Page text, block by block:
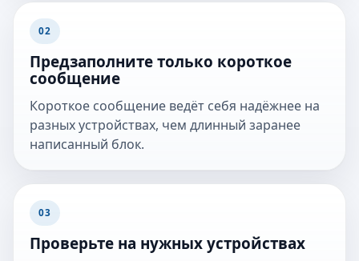
02
Предзаполните только короткое
сообщение
Короткое сообщение ведёт себя надёжнее на
разных устройствах, чем длинный заранее
написанный блок.
03
Проверьте на нужных устройствах